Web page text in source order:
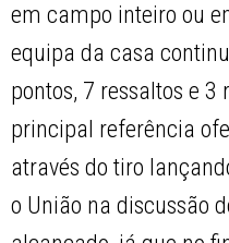
em campo inteiro ou
equipa da casa
pontos, 7 ressaltos e 3
principal referência
através do tiro
o União na discussão